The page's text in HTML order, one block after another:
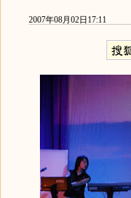
2007年08月02日17:11